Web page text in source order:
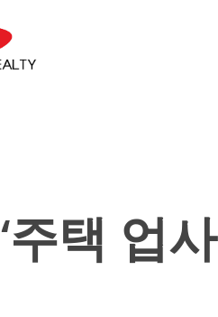
‘주택 업